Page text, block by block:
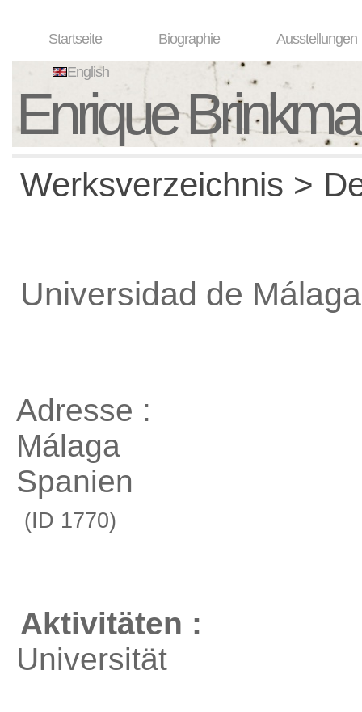
Startseite Biographie Ausstellungen
English
Enrique
Werksverzeichnis >
Universidad de Málaga
Adresse :
Málaga
Spanien
(ID 1770)
Aktivitäten :
Universität